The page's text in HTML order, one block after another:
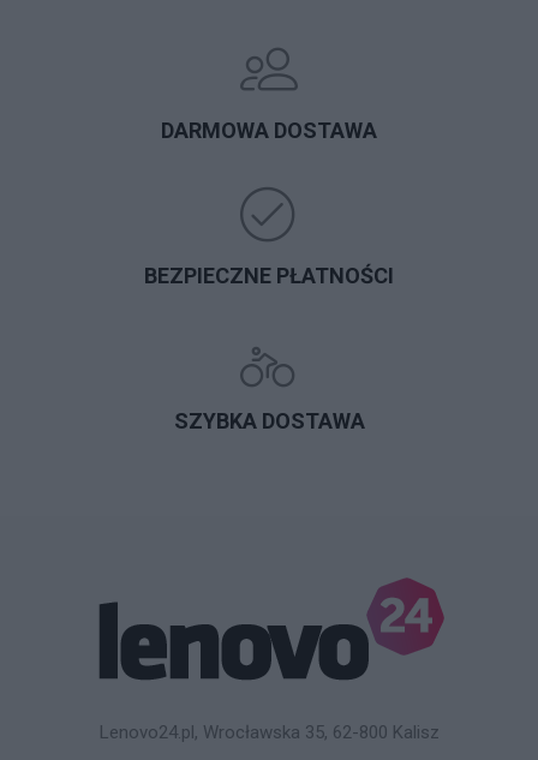
DARMOWA DOSTAWA
BEZPIECZNE PŁATNOŚCI
SZYBKA DOSTAWA
Lenovo24.pl, Wrocławska 35, 62-800 Kalisz